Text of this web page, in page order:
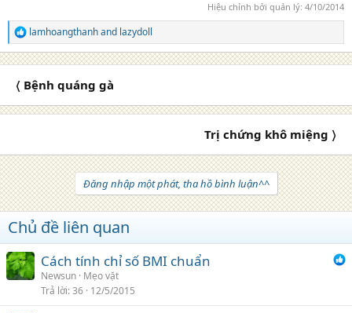
Hiệu chỉnh bởi quản lý: 4/10/2014
R
e
a
o
lamhoangthanhand lazydoll
〈 Bệnh quáng gà
Trị chứng khô miệng 〉
Đăng nhập một phát, tha hồ bình luận^^
Chủ đề liên quan
Cách tính chỉ số BMI chuẩn
Newsun Mẹo vặt
Trả lời 36 12/5/2015